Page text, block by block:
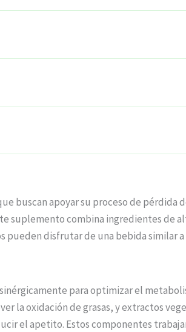
buscan apoyar su proceso de pérdida
suplemento combina ingredientes de
pueden disfrutar de una bebida similar
para optimizar el
la oxidación de grasas, y extractos
el apetito. Estos componentes